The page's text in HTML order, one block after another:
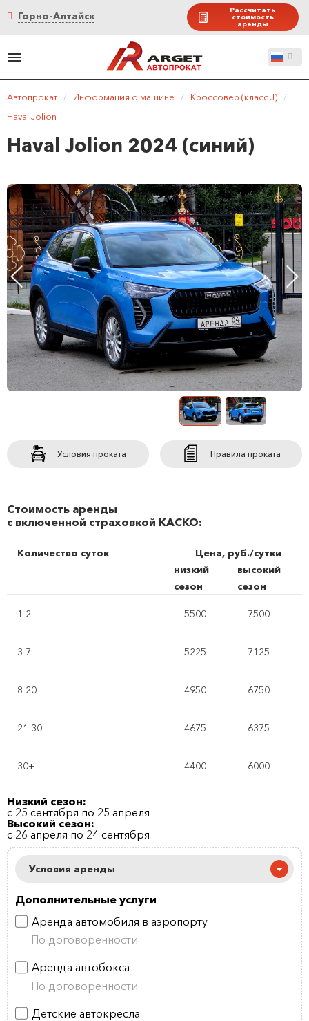
Горно-Алтайск Рассчитать
стоимость
аренды
Автопрокат / Информация о машине / Кроссовер (класс J)
/
Haval Jolion
Haval Jolion 2024 (синий)
Условия проката Правила проката
Стоимость аренды
с включенной страховкой КАСКО:
Количество суток
Цена, руб./сутки
низкий
сезон
высокий
сезон
1-2 5500 7500
3-7 5225 7125
8-20 4950 6750
21-30 4675 6375
30+ 4400 6000
Низкий сезон:
с 25 сентября по 25 апреля
Высокий сезон:
с 26 апреля по 24 сентября
Условия аренды
Дополнительные услуги
Аренда автомобиля в аэропорту
По договоренности
Аренда автобокса
По договоренности
Детские автокресла